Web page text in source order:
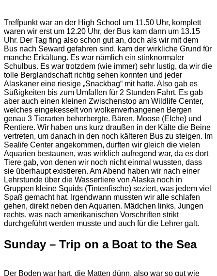
Treffpunkt war an der High School um 11.50 Uhr, komplett
waren wir erst um 12.20 Uhr, der Bus kam dann um 13.15
Uhr. Der Tag fing also schon gut an, doch als wir mit dem
Bus nach Seward gefahren sind, kam der wirkliche Grund für
manche Erkältung. Es war nämlich ein stinknormaler
Schulbus. Es war trotzdem (wie immer) sehr lustig, da wir die
tolle Berglandschaft richtig sehen konnten und jeder
Alaskaner eine riesige „Snackbag“ mit hatte. Also gab es
Süßigkeiten bis zum Umfallen für 2 Stunden Fahrt. Es gab
aber auch einen kleinen Zwischenstop am Wildlife Center,
welches eingekesselt von wolkenverhangenen Bergen
genau 3 Tierarten beherbergte. Bären, Moose (Elche) und
Rentiere. Wir haben uns kurz draußen in der Kälte die Beine
vertreten, um danach in den noch kälteren Bus zu steigen. Im
Sealife Center angekommen, durften wir gleich die vielen
Aquarien bestaunen, was wirklich aufregend war, da es dort
Tiere gab, von denen wir noch nicht einmal wussten, dass
sie überhaupt existieren. Am Abend haben wir nach einer
Lehrstunde über die Wassertiere von Alaska noch in
Gruppen kleine Squids (Tintenfische) seziert, was jedem viel
Spaß gemacht hat. Irgendwann mussten wir alle schlafen
gehen, direkt neben den Aquarien. Mädchen links, Jungen
rechts, was nach amerikanischen Vorschriften strikt
durchgeführt werden musste und auch für die Lehrer galt.
Sunday – Trip on a Boat to the Sea
Der Boden war hart, die Matten dünn, also war so gut wie